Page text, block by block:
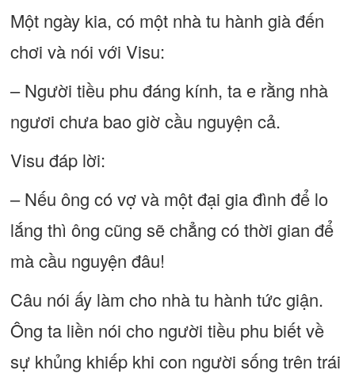
Một ngày kia, có một nhà tu hành già đến
chơi và nói với Visu:
– Người tiều phu đáng kính, ta e rằng nhà
ngươi chưa bao giờ cầu nguyện cả.
Visu đáp lời:
– Nếu ông có vợ và một đại gia đình để lo
lắng thì ông cũng sẽ chẳng có thời gian để
mà cầu nguyện đâu!
Câu nói ấy làm cho nhà tu hành tức giận.
Ông ta liền nói cho người tiều phu biết về
sự khủng khiếp khi con người sống trên trái